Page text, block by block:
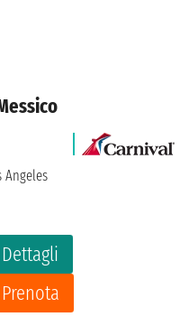
Dettagli
Prenota
Angeles